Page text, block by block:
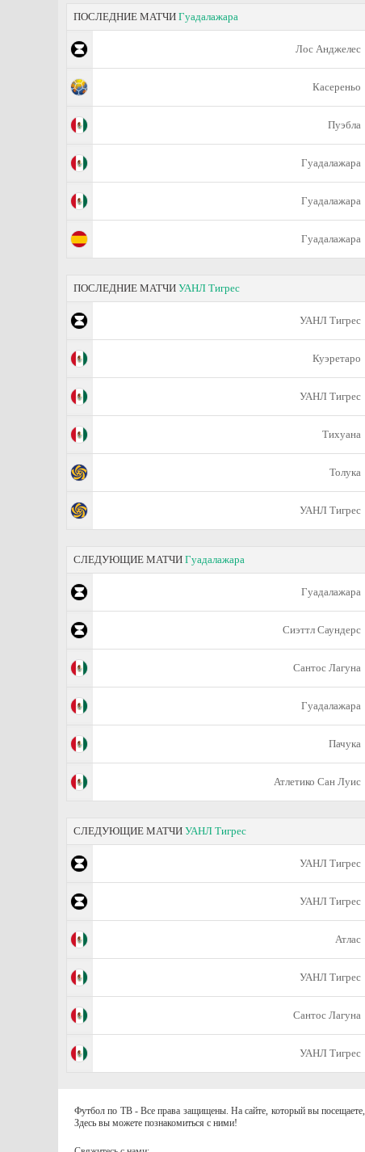
ПОСЛЕДНИЕ МАТЧИ Гуадалажара
Лос Анджелес
Касереньо
Пуэбла
Гуадалажара
Гуадалажара
Гуадалажара
ПОСЛЕДНИЕ МАТЧИ УАНЛ Тигрес
УАНЛ Тигрес
Куэретаро
УАНЛ Тигрес
Тихуана
Толука
УАНЛ Тигрес
СЛЕДУЮЩИЕ МАТЧИ Гуадалажара
Гуадалажара
Сиэттл Саундерс
Сантос Лагуна
Гуадалажара
Пачука
Атлетико Сан Луис
СЛЕДУЮЩИЕ МАТЧИ УАНЛ Тигрес
УАНЛ Тигрес
УАНЛ Тигрес
Атлас
УАНЛ Тигрес
Сантос Лагуна
УАНЛ Тигрес
Футбол по ТВ - Все права защищены. На сайте, который вы
Здесь вы можете познакомиться с ними!